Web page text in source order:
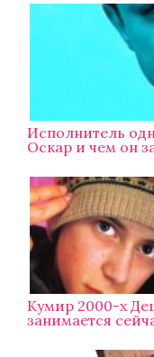
Исполнитель
Оскар и чем он
Кумир 2000-х
занимается